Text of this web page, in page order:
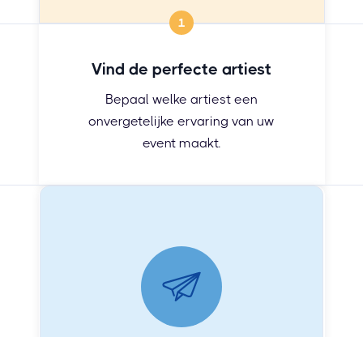
1
Vind de perfecte artiest
Bepaal welke artiest een
onvergetelijke ervaring van uw
event maakt.